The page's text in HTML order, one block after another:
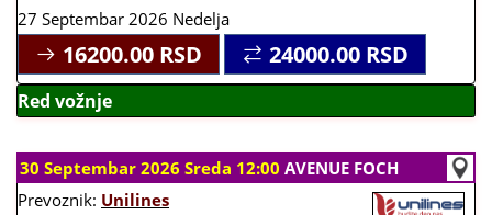
27 Septembar 2026 Nedelja
16200.00 RSD 24000.00 RSD
Red vožnje
30 Septembar 2026 Sreda 12:00 AVENUE FOCH
Prevoznik: Unilines